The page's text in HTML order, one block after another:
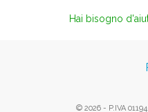
Hai bisogno
© 2026 - P.IVA